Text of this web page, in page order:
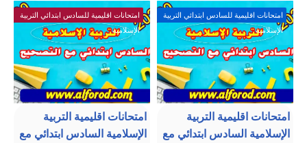
امتحانات اقليمية للسادس ابتدائي التربية
الإسلامية
امتحانات اقليمية التربية
الإسلامية السادس ابتدائي مع
امتحانات اقليمية للسادس ابتدائي التربية
الإسلامية
امتحانات اقليمية التربية
الإسلامية السادس ابتدائي مع